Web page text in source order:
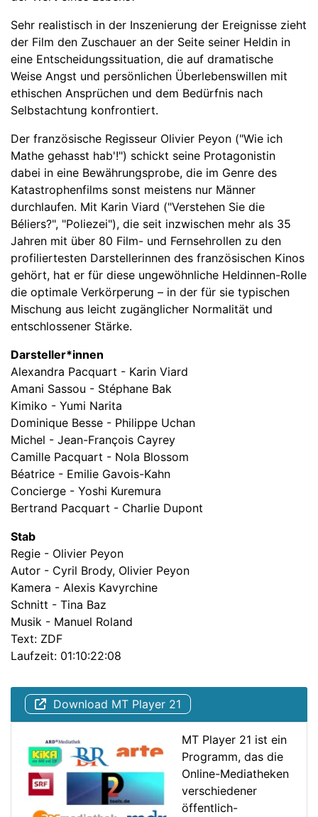
Sehr realistisch in der Inszenierung der Ereignisse zieht
der Film den Zuschauer an der Seite seiner Heldin in
eine Entscheidungssituation, die auf dramatische
Weise Angst und persönlichen Überlebenswillen mit
ethischen Ansprüchen und dem Bedürfnis nach
Selbstachtung konfrontiert.
Der französische Regisseur Olivier Peyon ("Wie ich
Mathe gehasst hab'!") schickt seine Protagonistin
dabei in eine Bewährungsprobe, die im Genre des
Katastrophenfilms sonst meistens nur Männer
durchlaufen. Mit Karin Viard ("Verstehen Sie die
Béliers?", "Poliezei"), die seit inzwischen mehr als 35
Jahren mit über 80 Film- und Fernsehrollen zu den
profiliertesten Darstellerinnen des französischen Kinos
gehört, hat er für diese ungewöhnliche Heldinnen-Rolle
die optimale Verkörperung – in der für sie typischen
Mischung aus leicht zugänglicher Normalität und
entschlossener Stärke.
Darsteller*innen
Alexandra Pacquart - Karin Viard
Amani Sassou - Stéphane Bak
Kimiko - Yumi Narita
Dominique Besse - Philippe Uchan
Michel - Jean-François Cayrey
Camille Pacquart - Nola Blossom
Béatrice - Emilie Gavois-Kahn
Concierge - Yoshi Kuremura
Bertrand Pacquart - Charlie Dupont
Stab
Regie - Olivier Peyon
Autor - Cyril Brody, Olivier Peyon
Kamera - Alexis Kavyrchine
Schnitt - Tina Baz
Musik - Manuel Roland
Text: ZDF
Laufzeit: 01:10:22:08
Download MT Player 21
MT Player 21 ist ein
Programm, das die
Online-Mediatheken
verschiedener
öffentlich-